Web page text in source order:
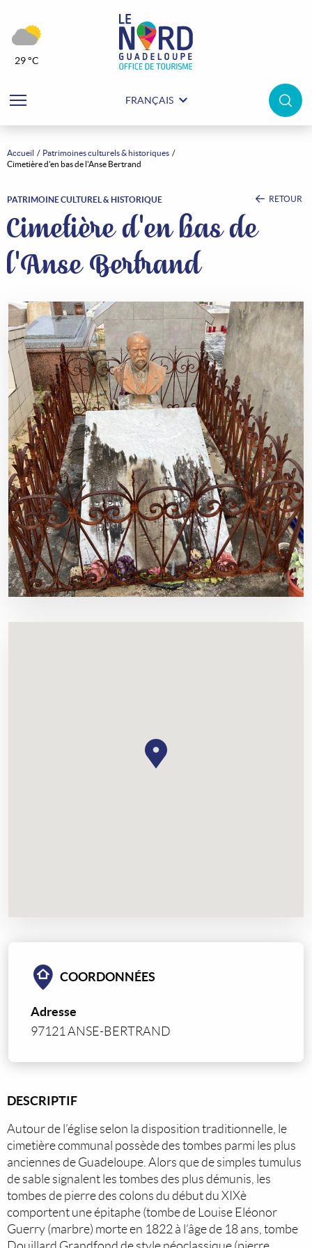
FRANÇAIS
29 °C
Accueil
Patrimoines culturels & historiques
Cimetière d'en bas de l'Anse Bertrand
PATRIMOINE CULTUREL & HISTORIQUE RETOUR
Cimetière d'en bas de
l'Anse Bertrand
DESCRIPTIF
Autour de l’église selon la disposition traditionnelle, le
cimetière communal possède des tombes parmi les plus
anciennes de Guadeloupe. Alors que de simples tumulus
de sable signalent les tombes des plus démunis, les
tombes de pierre des colons du début du XIXè
comportent une épitaphe (tombe de Louise Eléonor
Guerry (marbre) morte en 1822 à l’âge de 18 ans, tombe
COORDONNÉES
Adresse
97121 ANSE-BERTRAND